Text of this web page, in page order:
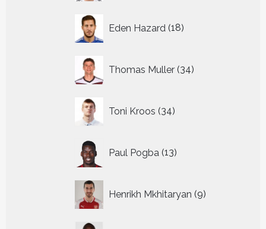
Eden Hazard 18
producten
Thomas Muller 34
producten
Toni Kroos 34
producten
Paul Pogba 13
producten
Henrikh Mkhitaryan 9
producten